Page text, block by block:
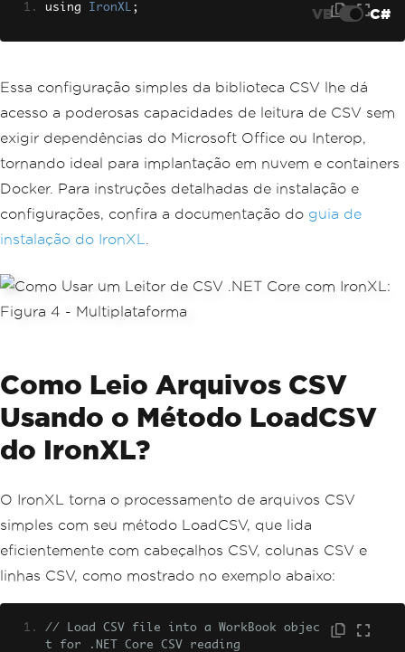
using IronXL ; VB C#
Essa configuração simples da biblioteca CSV lhe dá
acesso a poderosas capacidades de leitura de CSV sem
exigir dependências do Microsoft Office ou Interop,
tornando ideal para implantação em nuvem e containers
Docker. Para instruções detalhadas de instalação e
configurações, confira a documentação do guia de
instalação do IronXL
Como Leio Arquivos CSV
Usando o Método LoadCSV
do IronXL?
O IronXL torna o processamento de arquivos CSV
simples com seu método LoadCSV, que lida
eficientemente com cabeçalhos CSV, colunas CSV e
linhas CSV, como mostrado no exemplo abaixo:
// Load CSV file into a WorkBook objec
t for .NET Core CSV reading